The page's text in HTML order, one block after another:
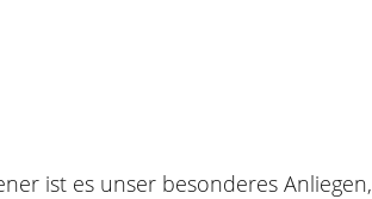
ist es unser besonderes